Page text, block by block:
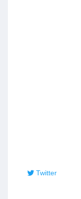
Twitter